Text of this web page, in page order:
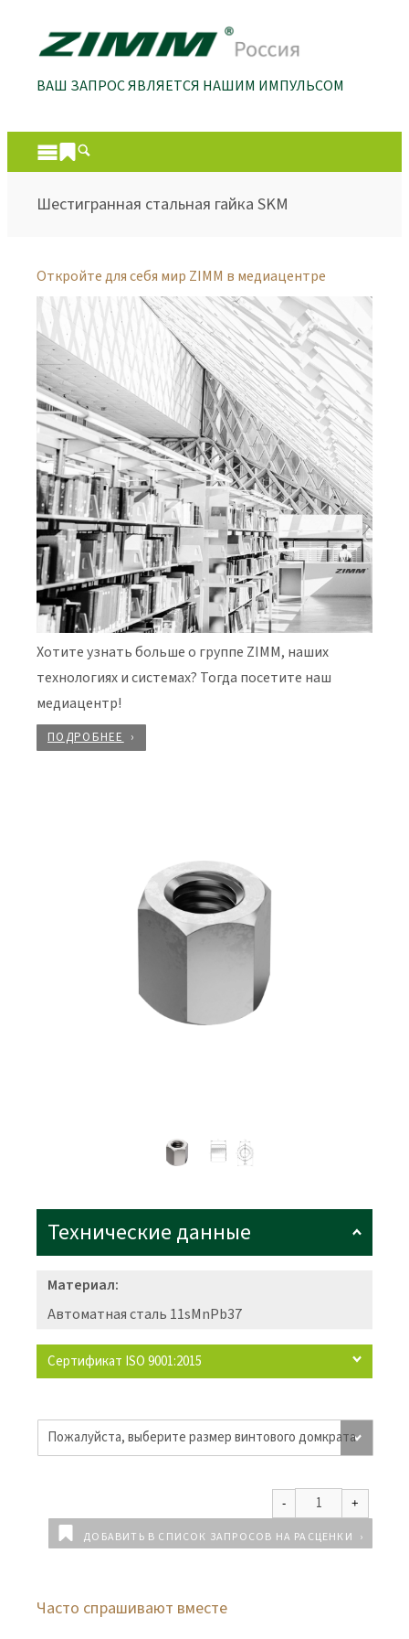
ВАШ ЗАПРОС ЯВЛЯЕТСЯ НАШИМ ИМПУЛЬСОМ
Шестигранная стальная гайка SKM
Откройте для себя мир ZIMM в медиацентре
Хотите узнать больше о группе ZIMM, наших
технологиях и системах? Тогда посетите наш
медиацентр!
ПОДРОБНЕЕ
Технические данные
Материал:
Автоматная сталь 11sMnPb37
Сертификат ISO 9001:2015
ДОБАВИТЬ В СПИСОК ЗАПРОСОВ НА РАСЦЕНКИ
Часто спрашивают вместе